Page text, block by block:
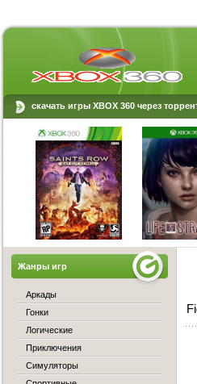
скачать игры XBOX 360 через
Жанры игр
Аркады
Гонки
Логические
Приключения
Симуляторы